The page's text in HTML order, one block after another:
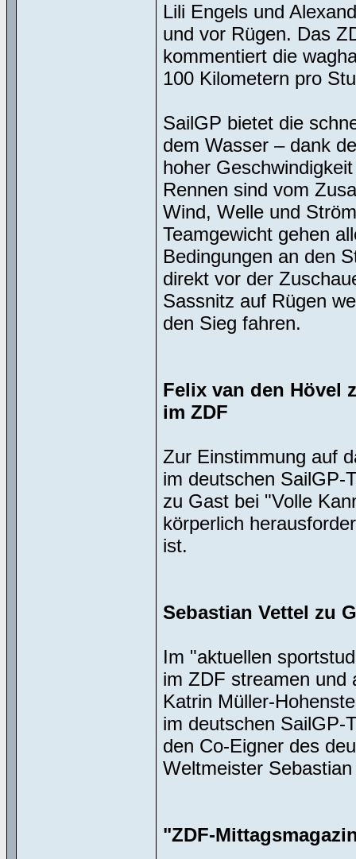
Lili Engels und
und vor Rügen. Das
kommentiert die
100 Kilometern pro
SailGP bietet die
dem Wasser – dank
hoher
Rennen sind vom
Wind, Welle und
Teamgewicht gehen
Bedingungen an den
direkt vor der
Sassnitz auf Rügen
den Sieg fahren.
Felix van den Hövel
im ZDF
Zur Einstimmung auf
im deutschen SailGP-
zu Gast bei "Volle
körperlich
ist.
Sebastian Vettel zu
Im "aktuellen
im ZDF streamen und
Katrin Müller-
im deutschen SailGP-
den Co-Eigner des
Weltmeister
"ZDF-